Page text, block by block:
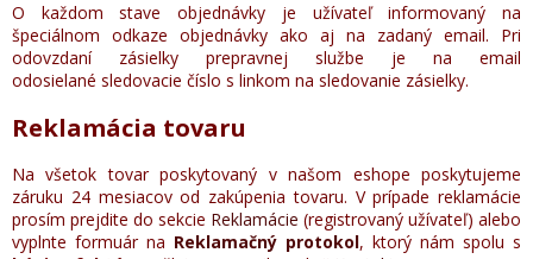
O každom stave objednávky je užívateľ informovaný na
špeciálnom odkaze objednávky ako aj na zadaný email. Pri
odovzdaní zásielky prepravnej službe je na email
odosielané sledovacie číslo s linkom na sledovanie zásielky.
Reklamácia tovaru
Na všetok tovar poskytovaný v našom eshope poskytujeme
záruku 24 mesiacov od zakúpenia tovaru. V prípade reklamácie
prosím prejdite do sekcie Reklamácie (registrovaný užívateľ) alebo
vyplnte formuár na Reklamačný protokol, ktorý nám spolu s